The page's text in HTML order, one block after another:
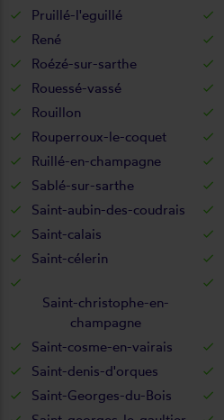
Pruillé-l'eguillé
René
Roézé-sur-sarthe
Rouessé-vassé
Rouillon
Rouperroux-le-coquet
Ruillé-en-champagne
Sablé-sur-sarthe
Saint-aubin-des-coudrais
Saint-calais
Saint-célerin
Saint-christophe-en-
champagne
Saint-cosme-en-vairais
Saint-denis-d'orques
Saint-Georges-du-Bois